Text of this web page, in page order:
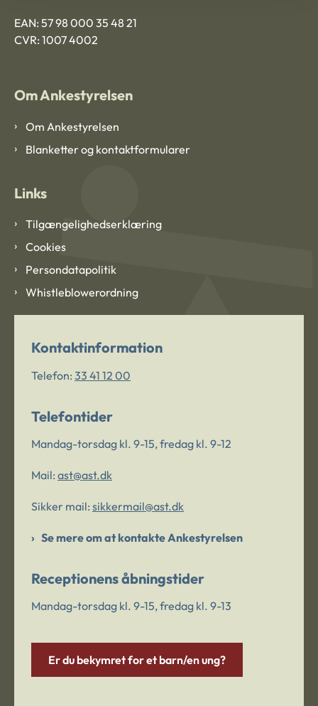
EAN: 57 98 000 35 48 21
CVR: 1007 4002
Om Ankestyrelsen
Om Ankestyrelsen
Blanketter og kontaktformularer
Links
Tilgængelighedserklæring
Cookies
Persondatapolitik
Whistleblowerordning
Kontaktinformation
Telefon: 33 41 12 00
Telefontider
Mandag-torsdag kl. 9-15, fredag kl. 9-12
Mail: ast@ast.dk
Sikker mail: sikkermail@ast.dk
Se mere om at kontakte Ankestyrelsen
Receptionens åbningstider
Mandag-torsdag kl. 9-15, fredag kl. 9-13
Er du bekymret for et barn/en ung?